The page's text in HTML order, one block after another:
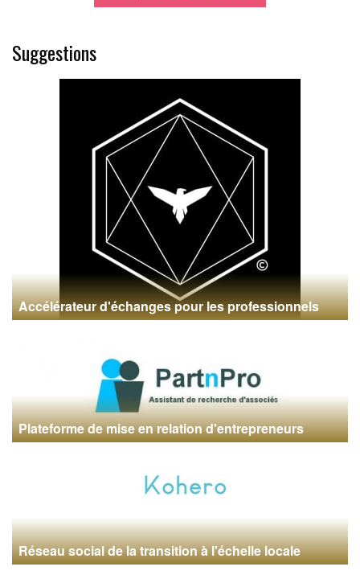
Suggestions
Accélérateur d'échanges pour les professionnels
Plateforme de mise en relation d'entrepreneurs
Réseau social de la transition à l'échelle locale